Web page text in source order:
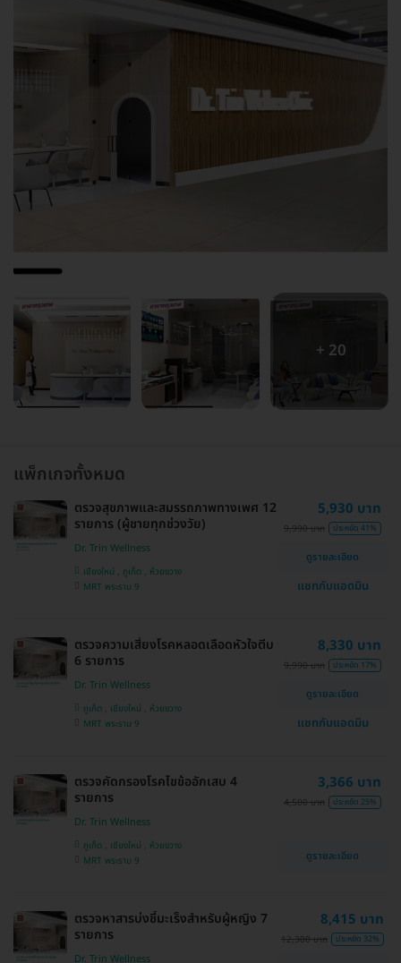
+ 20
แพ็กเกจทั้งหมด
ตรวจสุขภาพและสมรรถภาพทางเพศ 12
รายการ (ผู้ชายทุกช่วงวัย)
Dr. Trin Wellness
เชียงใหม่ , ภูเก็ต , ห้วยขวาง
MRT พระราม 9
5,930 บาท
9,990 บาท ประหยัด 41%
ดูรายละเอียด
แชทกับแอดมิน
ตรวจความเสี่ยงโรคหลอดเลือดหัวใจตีบ
6 รายการ
Dr. Trin Wellness
ภูเก็ต , เชียงใหม่ , ห้วยขวาง
MRT พระราม 9
8,330 บาท
9,990 บาท ประหยัด 17%
ดูรายละเอียด
แชทกับแอดมิน
ตรวจคัดกรองโรคไขข้ออักเสบ 4
รายการ
Dr. Trin Wellness
ภูเก็ต , เชียงใหม่ , ห้วยขวาง
MRT พระราม 9
3,366 บาท
4,500 บาท ประหยัด 25%
ดูรายละเอียด
ตรวจหาสารบ่งชี้มะเร็งสำหรับผู้หญิง 7
รายการ
Dr. Trin Wellness
8,415 บาท
12,300 บาท ประหยัด 32%